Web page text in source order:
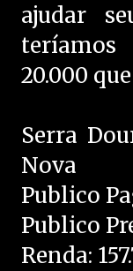
ajudar
20.000
Serra
Nova
Publico
Publico
Renda: